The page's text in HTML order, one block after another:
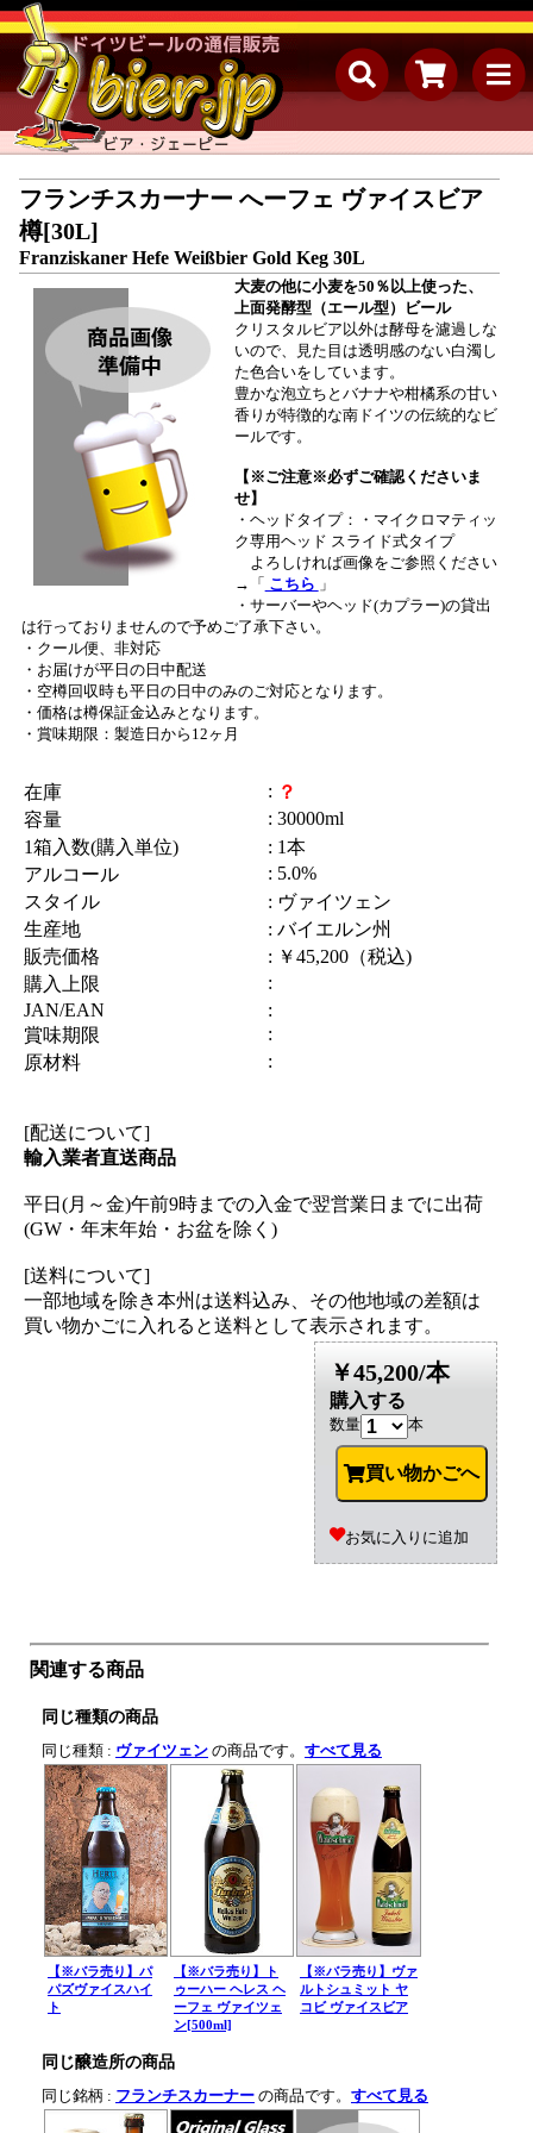
フランチスカーナー へーフェ ヴァイスビア
樽[30L]
Franziskaner Hefe Weißbier Gold Keg 30L
大麦の他に小麦を50％以上使った、
上面発酵型（エール型）ビール
クリスタルビア以外は酵母を濾過しな
いので、見た目は透明感のない白濁し
た色合いをしています。
豊かな泡立ちとバナナや柑橘系の甘い
香りが特徴的な南ドイツの伝統的なビ
ールです。
【※ご注意※必ずご確認くださいま
せ】
・ヘッドタイプ：・マイクロマティッ
ク専用ヘッド スライド式タイプ
よろしければ画像をご参照ください
→「 こちら 」
・サーバーやヘッド(カプラー)の貸出
は行っておりませんので予めご了承下さい。
・クール便、非対応
・お届けが平日の日中配送
・空樽回収時も平日の日中のみのご対応となります。
・価格は樽保証金込みとなります。
・賞味期限：製造日から12ヶ月
在庫 : ？
容量
: 30000ml
1箱入数(購入単位)
: 1本
アルコール
: 5.0%
スタイル
: ヴァイツェン
生産地
: バイエルン州
販売価格
: ￥45,200（税込)
購入上限
:
JAN/EAN
:
賞味期限
:
原材料
:
[配送について]
輸入業者直送商品
平日(月～金)午前9時までの入金で翌営業日までに出荷
(GW・年末年始・お盆を除く)
[送料について]
一部地域を除き本州は送料込み、その他地域の差額は
買い物かごに入れると送料として表示されます。
￥45,200/本
購入する
数量 本
買い物かごへ
お気に入りに追加
関連する商品
同じ種類の商品
同じ種類 : ヴァイツェン の商品です。 すべて見る
【※バラ売り】パ
パズヴァイスハイ
ト
【※バラ売り】ト
ゥーハー ヘレス ヘ
ーフェ ヴァイツェ
ン[500ml]
【※バラ売り】ヴァ
ルトシュミット ヤ
コビ ヴァイスビア
同じ醸造所の商品
同じ銘柄 : フランチスカーナー の商品です。 すべて見る